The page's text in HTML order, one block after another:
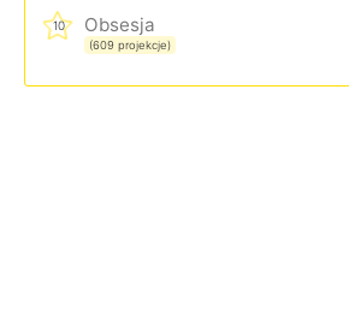
10 Obsesja
(609 projekcje)